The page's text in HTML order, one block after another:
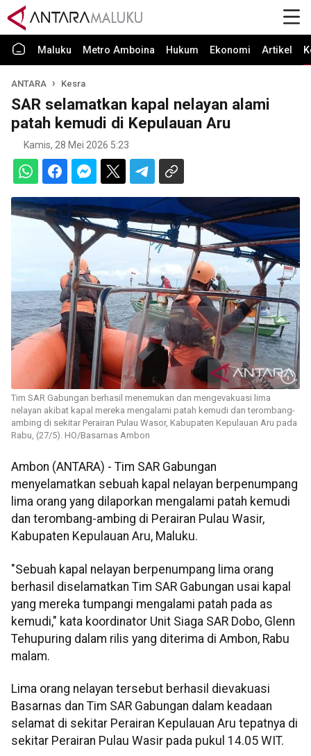
Maluku Metro Amboina Hukum Ekonomi Artikel
ANTARA Kesra
SAR selamatkan kapal nelayan alami
patah kemudi di Kepulauan Aru
Kamis, 28 Mei 2026 5:23
Tim SAR Gabungan berhasil menemukan dan mengevakuasi lima
nelayan akibat kapal mereka mengalami patah kemudi dan terombang-
ambing di sekitar Perairan Pulau Wasor, Kabupaten Kepulauan Aru pada
Rabu, (27/5). HO/Basarnas Ambon
Ambon (ANTARA) - Tim SAR Gabungan
menyelamatkan sebuah kapal nelayan berpenumpang
lima orang yang dilaporkan mengalami patah kemudi
dan terombang-ambing di Perairan Pulau Wasir,
Kabupaten Kepulauan Aru, Maluku.
"Sebuah kapal nelayan berpenumpang lima orang
berhasil diselamatkan Tim SAR Gabungan usai kapal
yang mereka tumpangi mengalami patah pada as
kemudi," kata koordinator Unit Siaga SAR Dobo, Glenn
Tehupuring dalam rilis yang diterima di Ambon, Rabu
malam.
Lima orang nelayan tersebut berhasil dievakuasi
Basarnas dan Tim SAR Gabungan dalam keadaan
selamat di sekitar Perairan Kepulauan Aru tepatnya di
sekitar Perairan Pulau Wasir pada pukul 14.05 WIT.